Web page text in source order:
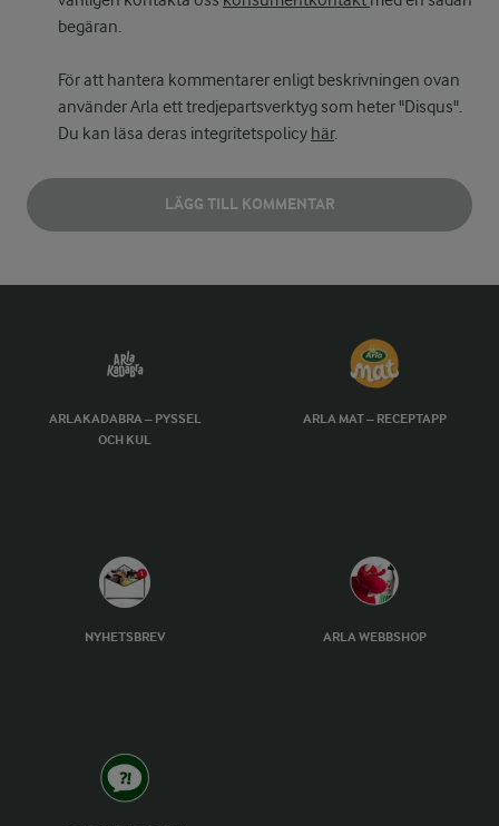
begäran.
För att hantera kommentarer enligt beskrivningen ovan
använder Arla ett tredjepartsverktyg som heter "Disqus".
Du kan läsa deras integritetspolicy här.
LÄGG TILL KOMMENTAR
ARLAKADABRA – PYSSEL
OCH KUL
ARLA MAT – RECEPTAPP
NYHETSBREV ARLA WEBBSHOP